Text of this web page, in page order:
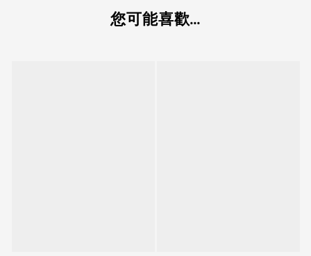
您可能喜歡...